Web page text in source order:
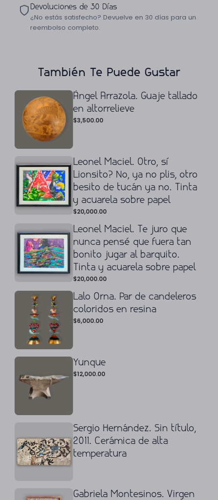
Devoluciones de 30 Días
¿No estás satisfecho? Devuelve en 30 días para un
reembolso completo.
También Te Puede Gustar
Ángel Arrazola. Guaje tallado
en altorrelieve
$3,500.00
Leonel Maciel. Otro, sí
Lionsito? No, ya no plis, otro
besito de tucán ya no. Tinta
y acuarela sobre papel
$20,000.00
Leonel Maciel. Te juro que
nunca pensé que fuera tan
bonito jugar al barquito.
Tinta y acuarela sobre papel
$20,000.00
Lalo Orna. Par de candeleros
coloridos en resina
$6,000.00
Yunque
$12,000.00
Sergio Hernández. Sin título,
2011. Cerámica de alta
temperatura
Gabriela Montesinos. Virgen